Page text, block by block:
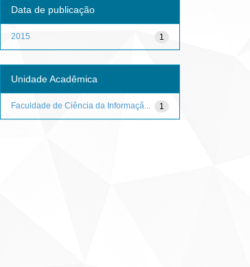
Data de publicação
1
2015
Unidade Acadêmica
1
Faculdade de Ciência da Informaçã...